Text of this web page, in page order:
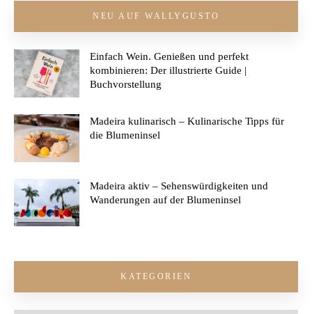
NEU AUF WALLYGUSTO
Einfach Wein. Genießen und perfekt
kombinieren: Der illustrierte Guide |
Buchvorstellung
Madeira kulinarisch – Kulinarische Tipps für
die Blumeninsel
Madeira aktiv – Sehenswürdigkeiten und
Wanderungen auf der Blumeninsel
KATEGORIEN